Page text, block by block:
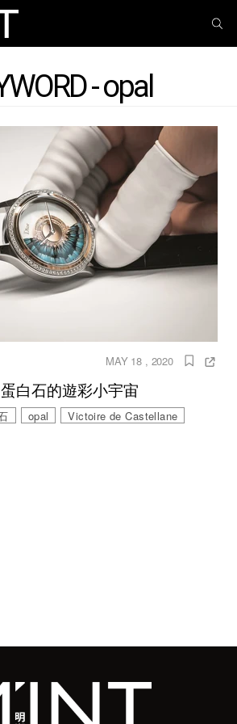
- opal
MAY 18 , 2020
白石的遊彩小宇宙
opal
Victoire de Castellane